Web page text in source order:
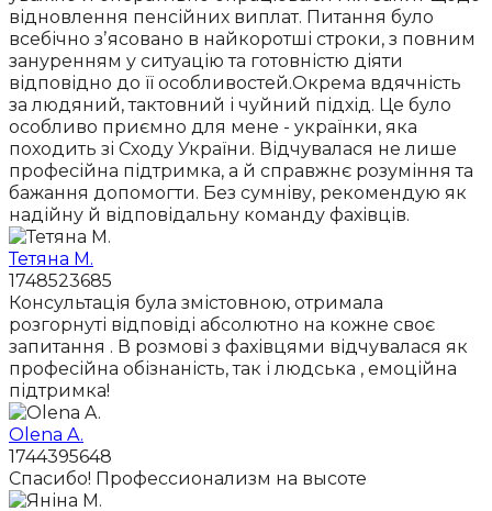
відновлення пенсійних виплат. Питання було
всебічно зʼясовано в найкоротші строки, з повним
зануренням у ситуацію та готовністю діяти
відповідно до її особливостей.Окрема вдячність
за людяний, тактовний і чуйний підхід. Це було
особливо приємно для мене - українки, яка
походить зі Сходу України. Відчувалася не лише
професійна підтримка, а й справжнє розуміння та
бажання допомогти. Без сумніву, рекомендую як
надійну й відповідальну команду фахівців.
Тетяна М.
1748523685
Консультація була змістовною, отримала
розгорнуті відповіді абсолютно на кожне своє
запитання . В розмові з фахівцями відчувалася як
професійна обізнаність, так і людська , емоційна
підтримка!
Olena A.
1744395648
Спасибо! Профессионализм на высоте